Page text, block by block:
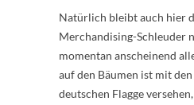
Natürlich bleibt auch hier
Merchandising-Schleuder
momentan anscheinend
auf den Bäumen ist mit
deutschen Flagge